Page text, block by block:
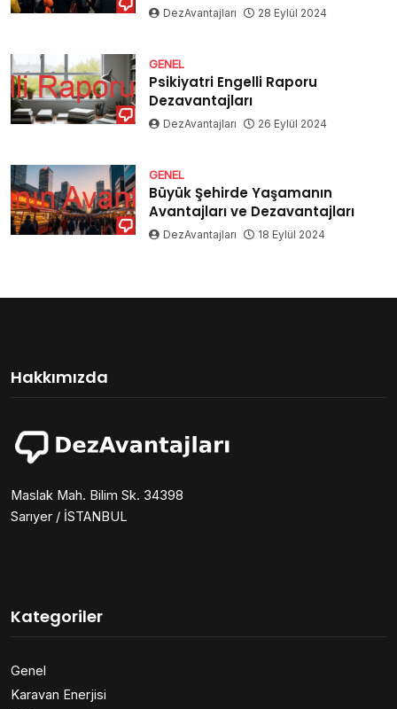
DezAvantajları 28 Eylül 2024
GENEL
Psikiyatri Engelli Raporu
Dezavantajları
DezAvantajları 26 Eylül 2024
GENEL
Büyük Şehirde Yaşamanın
Avantajları ve Dezavantajları
DezAvantajları 18 Eylül 2024
Hakkımızda
Maslak Mah. Bilim Sk. 34398
Sarıyer / İSTANBUL
Kategoriler
Genel
Karavan Enerjisi